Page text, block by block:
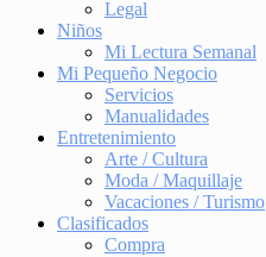
Legal
Niños
Mi Lectura Semanal
Mi Pequeño Negocio
Servicios
Manualidades
Entretenimiento
Arte / Cultura
Moda / Maquillaje
Vacaciones / Turismo
Clasificados
Compra